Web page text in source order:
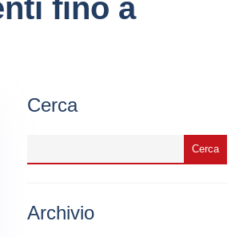
fino a
Cerca
Archivio